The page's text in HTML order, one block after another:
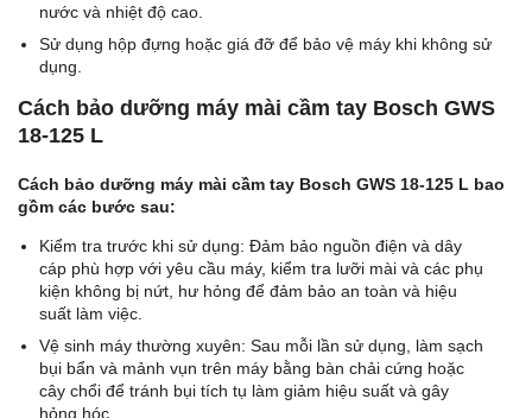
nước và nhiệt độ cao.
Sử dụng hộp đựng hoặc giá đỡ để bảo vệ máy khi không sử
dụng.
Cách bảo dưỡng máy mài cầm tay Bosch GWS
18-125 L
Cách bảo dưỡng máy mài cầm tay Bosch GWS 18-125 L bao
gồm các bước sau:
Kiểm tra trước khi sử dụng: Đảm bảo nguồn điện và dây
cáp phù hợp với yêu cầu máy, kiểm tra lưỡi mài và các phụ
kiện không bị nứt, hư hỏng để đảm bảo an toàn và hiệu
suất làm việc.
Vệ sinh máy thường xuyên: Sau mỗi lần sử dụng, làm sạch
bụi bẩn và mảnh vụn trên máy bằng bàn chải cứng hoặc
cây chổi để tránh bụi tích tụ làm giảm hiệu suất và gây
hỏng hóc.